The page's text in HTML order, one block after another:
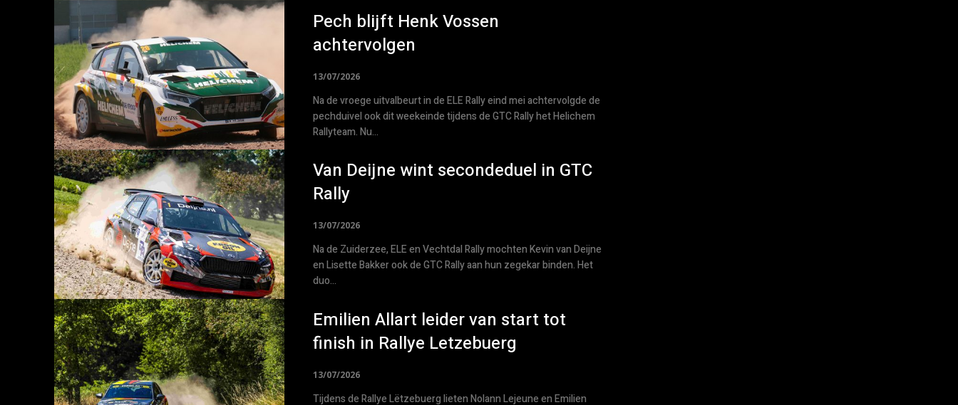
Pech blijft Henk Vossen
achtervolgen
13/07/2026
Na de vroege uitvalbeurt in de ELE Rally eind mei achtervolgde de
pechduivel ook dit weekeinde tijdens de GTC Rally het Helichem
Rallyteam. Nu...
Van Deijne wint secondeduel in GTC
Rally
13/07/2026
Na de Zuiderzee, ELE en Vechtdal Rally mochten Kevin van Deijne
en Lisette Bakker ook de GTC Rally aan hun zegekar binden. Het
duo...
Emilien Allart leider van start tot
finish in Rallye Letzebuerg
13/07/2026
Tijdens de Rallye Lëtzebuerg lieten Nolann Lejeune en Emilien